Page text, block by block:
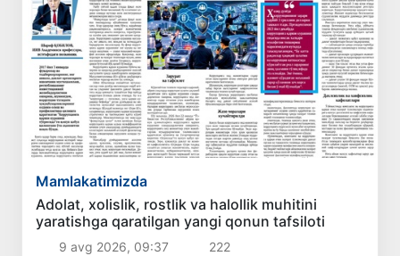
Mamlakatimizda
Adolat, xolislik, rostlik va halollik muhitini
yaratishga qaratilgan yangi qonun tafsiloti
9 avg 2026, 09:37 222